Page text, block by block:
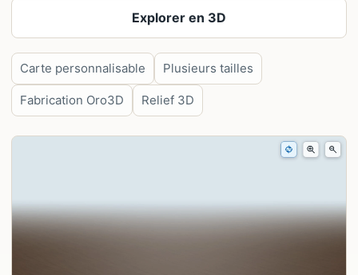
Explorer en 3D
Carte personnalisable Plusieurs tailles
Fabrication Oro3D Relief 3D